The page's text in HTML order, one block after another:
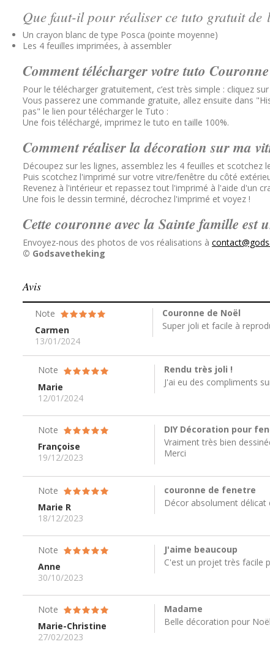
Que faut-il pour réaliser ce tuto gratuit de
Un crayon blanc de type Posca (pointe moyenne)
Les 4 feuilles imprimées, à assembler
Comment télécharger votre tuto
Pour le télécharger gratuitement, c’est très simple : cliquez
Vous passerez une commande gratuite, allez ensuite dans
pas" le lien pour télécharger le Tuto :
Une fois téléchargé, imprimez le tuto en taille 100%.
Comment réaliser la décoration sur ma
Découpez sur les lignes, assemblez les 4 feuilles et scotchez
Puis scotchez l'imprimé sur votre vitre/fenêtre du côté
Revenez à l'intérieur et repassez tout l'imprimé à l'aide d'un
Une fois le dessin terminé, décrochez l'imprimé et voyez !
Cette couronne avec la Sainte famille est u
Envoyez-nous des photos de vos réalisations à
© Godsavetheking
Avis
Note
Carmen
13/01/2024
Couronne de Noël
Super joli et facile à
Note
Marie
12/01/2024
Rendu très joli !
J'ai eu des compliments
Note
Françoise
19/12/2023
DIY Décoration pour
Vraiment très bien
Merci
Note
Marie R
18/12/2023
couronne de fenetre
Décor absolument délicat
Note
Anne
30/10/2023
J'aime beaucoup
C'est un projet très facile
Note
Marie-Christine
27/02/2023
Madame
Belle décoration pour